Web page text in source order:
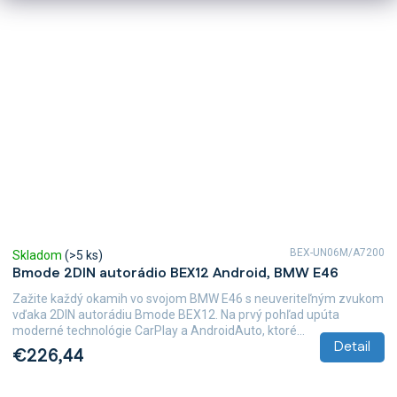
Bmode 2DIN autorádio BEX12 Android, BMW E46
Skladom (>5 ks)
€226,44 Detail
Zažite každý okamih vo svojom BMW E46 s neuveriteľným zvukom
vďaka 2DIN autorádiu Bmode BEX12. Na prvý pohľad upúta
moderné technológie CarPlay a AndroidAuto, ktoré...
BEX-UN06M/A7200